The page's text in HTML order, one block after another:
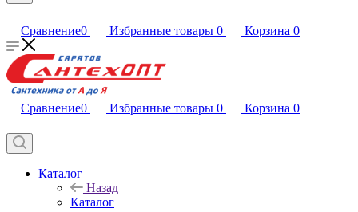
Сравнение0 Избранные товары 0 Корзина 0
Сравнение0 Избранные товары 0 Корзина 0
Каталог
Назад
Каталог